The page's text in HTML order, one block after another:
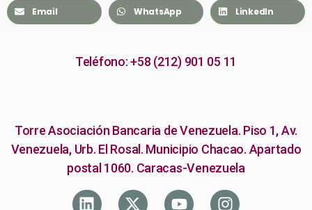
Email WhatsApp LinkedIn
Teléfono: +58 (212) 901 05 11
Torre Asociación Bancaria de Venezuela. Piso 1, Av.
Venezuela, Urb. El Rosal. Municipio Chacao. Apartado
postal 1060. Caracas-Venezuela